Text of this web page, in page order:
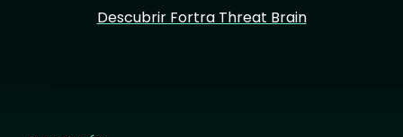
Descubrir Fortra Threat Brain